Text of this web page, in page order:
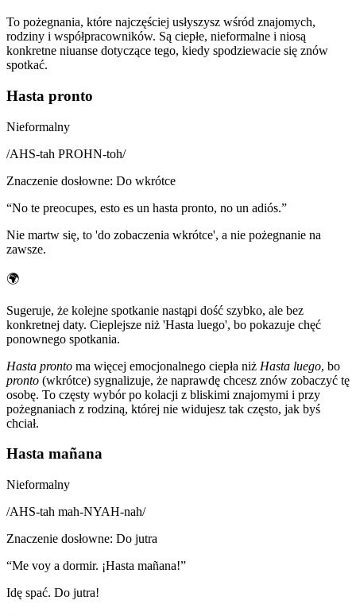
To pożegnania, które najczęściej usłyszysz wśród znajomych,
rodziny i współpracowników. Są ciepłe, nieformalne i niosą
konkretne niuanse dotyczące tego, kiedy spodziewacie się znów
spotkać.
Hasta pronto
Nieformalny
/AHS-tah PROHN-toh/
Znaczenie dosłowne: Do wkrótce
“No te preocupes, esto es un hasta pronto, no un adiós.”
Nie martw się, to 'do zobaczenia wkrótce', a nie pożegnanie na
zawsze.
🌍
Sugeruje, że kolejne spotkanie nastąpi dość szybko, ale bez
konkretnej daty. Cieplejsze niż 'Hasta luego', bo pokazuje chęć
ponownego spotkania.
Hasta pronto ma więcej emocjonalnego ciepła niż Hasta luego, bo
pronto (wkrótce) sygnalizuje, że naprawdę chcesz znów zobaczyć tę
osobę. To częsty wybór po kolacji z bliskimi znajomymi i przy
pożegnaniach z rodziną, której nie widujesz tak często, jak byś
chciał.
Hasta mañana
Nieformalny
/AHS-tah mah-NYAH-nah/
Znaczenie dosłowne: Do jutra
“Me voy a dormir. ¡Hasta mañana!”
Idę spać. Do jutra!